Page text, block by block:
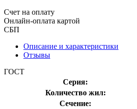
Счет на оплату
Онлайн-оплата картой
СБП
Описание и характеристики
Отзывы
ГОСТ
Серия:
Количество жил:
Сечение: